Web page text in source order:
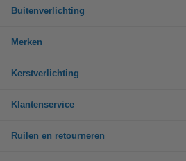
Buitenverlichting
Merken
Kerstverlichting
Klantenservice
Ruilen en retourneren